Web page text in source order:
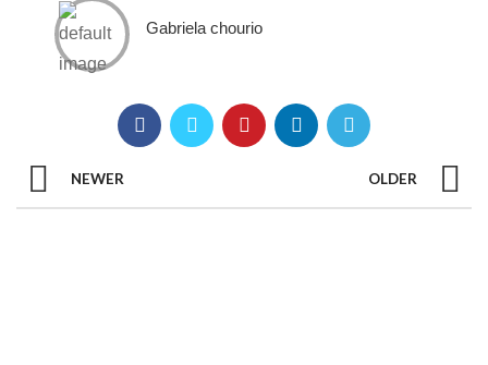
Gabriela chourio
NEWER OLDER